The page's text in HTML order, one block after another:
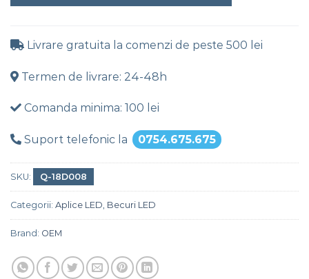
Livrare gratuita la comenzi de peste 500 lei
Termen de livrare: 24-48h
Comanda minima: 100 lei
Suport telefonic la 0754.675.675
SKU: Q-18D008
Categorii: Aplice LED Becuri LED
Brand: OEM